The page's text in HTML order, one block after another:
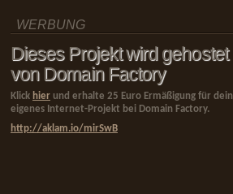
WERBUNG
Dieses Projekt wird gehostet
von Domain Factory
Klick hier und erhalte 25 Euro Ermäßigung für dein
eigenes Internet-Projekt bei Domain Factory.
http://aklam.io/mirSwB